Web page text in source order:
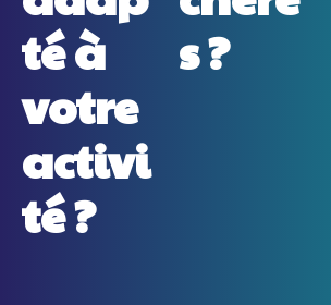
té à
votre
activi
té ?
s ?